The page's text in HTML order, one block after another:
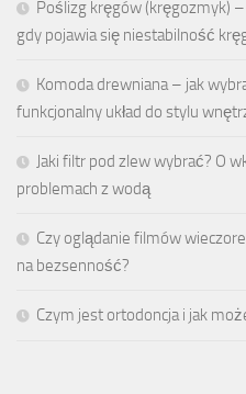
Poślizg kręgów (kręgozmyk)
gdy pojawia się niestabilność
Komoda drewniana – jak
funkcjonalny układ do stylu
Jaki filtr pod zlew wybrać? O
problemach z wodą
Czy oglądanie filmów
na bezsenność?
Czym jest ortodoncja i jak